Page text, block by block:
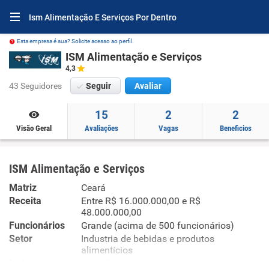
Ism Alimentação E Serviços Por Dentro
Esta empresa é sua? Solicite acesso ao perfil.
ISM Alimentação e Serviços
4,3
43 Seguidores Seguir Avaliar
Visão Geral
15
Avaliações
2
Vagas
2
Beneficios
ISM Alimentação e Serviços
Matriz
Ceará
Receita
Entre R$ 16.000.000,00 e R$
48.000.000,00
Funcionários
Grande (acima de 500 funcionários)
Setor
Industria de bebidas e produtos
alimentícios